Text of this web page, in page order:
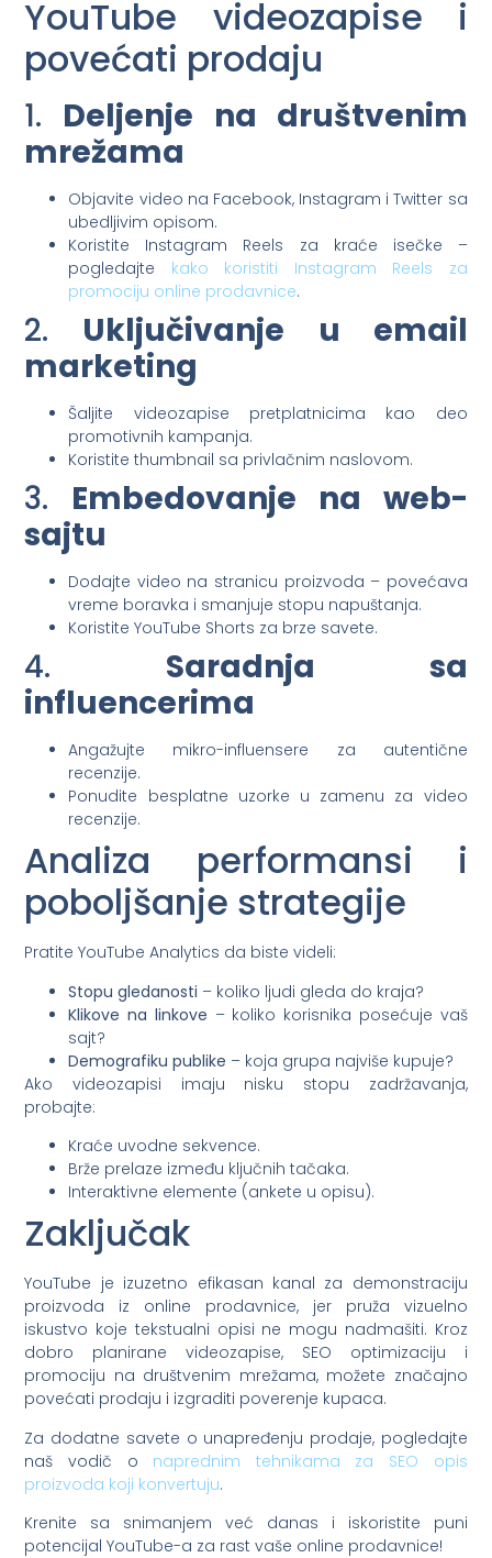
YouTube videozapise i
povećati prodaju
1. Deljenje na društvenim
mrežama
Objavite video na Facebook, Instagram i Twitter sa
ubedljivim opisom.
Koristite Instagram Reels za kraće isečke –
pogledajte kako koristiti Instagram Reels za
promociju online prodavnice.
2. Uključivanje u email
marketing
Šaljite videozapise pretplatnicima kao deo
promotivnih kampanja.
Koristite thumbnail sa privlačnim naslovom.
3. Embedovanje na web-
sajtu
Dodajte video na stranicu proizvoda – povećava
vreme boravka i smanjuje stopu napuštanja.
Koristite YouTube Shorts za brze savete.
4. Saradnja sa
influencerima
Angažujte mikro-influensere za autentične
recenzije.
Ponudite besplatne uzorke u zamenu za video
recenzije.
Analiza performansi i
poboljšanje strategije
Pratite YouTube Analytics da biste videli:
Stopu gledanosti – koliko ljudi gleda do kraja?
Klikove na linkove – koliko korisnika posećuje vaš
sajt?
Demografiku publike – koja grupa najviše kupuje?
Ako videozapisi imaju nisku stopu zadržavanja,
probajte:
Kraće uvodne sekvence.
Brže prelaze između ključnih tačaka.
Interaktivne elemente (ankete u opisu).
Zaključak
YouTube je izuzetno efikasan kanal za demonstraciju
proizvoda iz online prodavnice, jer pruža vizuelno
iskustvo koje tekstualni opisi ne mogu nadmašiti. Kroz
dobro planirane videozapise, SEO optimizaciju i
promociju na društvenim mrežama, možete značajno
povećati prodaju i izgraditi poverenje kupaca.
Za dodatne savete o unapređenju prodaje, pogledajte
naš vodič o naprednim tehnikama za SEO opis
proizvoda koji konvertuju.
Krenite sa snimanjem već danas i iskoristite puni
potencijal YouTube-a za rast vaše online prodavnice!